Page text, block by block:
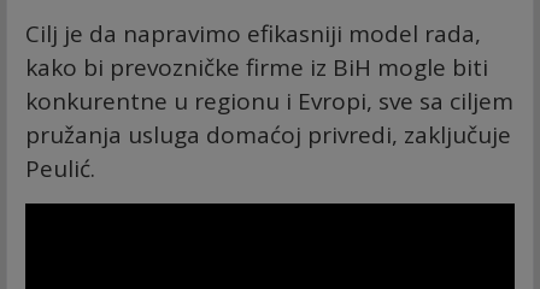
Cilj je da napravimo efikasniji model rada,
kako bi prevozničke firme iz BiH mogle biti
konkurentne u regionu i Evropi, sve sa ciljem
pružanja usluga domaćoj privredi, zaključuje
Peulić.